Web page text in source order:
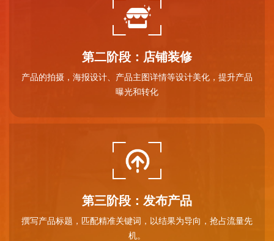
第二阶段：店铺装修
产品的拍摄，海报设计、产品主图详情等设计美化，提升产品
曝光和转化
第三阶段：发布产品
撰写产品标题，匹配精准关键词，以结果为导向，抢占流量先
机。